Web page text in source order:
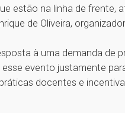
estão na linha de frente,
de Oliveira,
à uma demanda de
evento justamente
docentes e